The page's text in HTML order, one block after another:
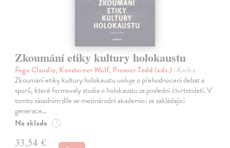
Zkoumání etiky kultury holokaustu
Fogu Claudio, Kansteiner Wulf, Presner Todd (eds.)| Kniha
Zkoumání etiky kultury holokaustu usiluje o přehodnocení debat a
sporů, které formovaly studia o holokaustu za poslední čtvrtstoletí. V
tomto zásadním díle se mezinárodní akademici ze zakládající
generace…
Na sklade ?
33,54 €